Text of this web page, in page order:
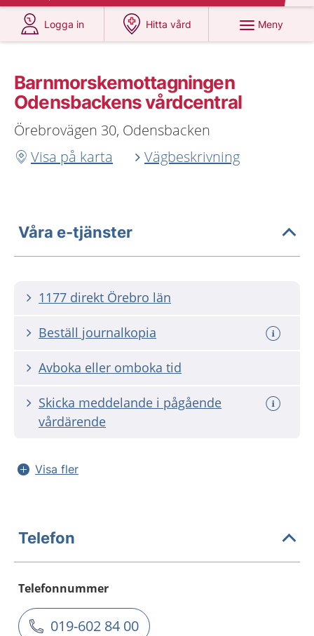
Logga in
på 1177.se
Hitta vård
på 1177.se
Meny
Barnmorskemottagningen
Odensbackens vårdcentral
Örebrovägen 30, Odensbacken
Visa på karta
Vägbeskrivning
Våra e-tjänster
1177 direkt Örebro län
Beställ journalkopia
Avboka eller omboka tid
Skicka meddelande i pågående
vårdärende
Visa fler
Telefon
Telefonnummer
019-602 84 00